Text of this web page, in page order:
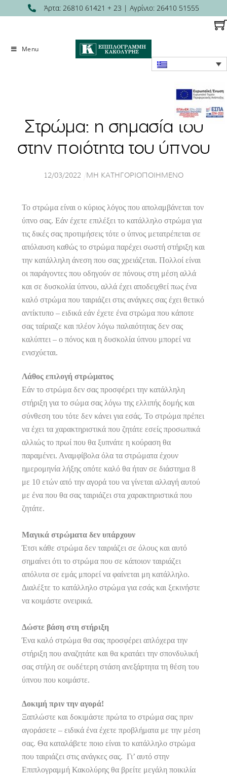
to
Άρτα: 26810 61421 + 23 | Αγρίνιο: 26410 51555
Menu
Στρώμα: η σημασία του
στην ποιότητα του ύπνου
12/03/2022 ΜΗ ΚΑΤΗΓΟΡΙΟΠΟΙΗΜΈΝΟ
Το στρώμα είναι ο κύριος λόγος που απολαμβάνεται τον
ύπνο σας. Εάν έχετε επιλέξει το κατάλληλο στρώμα για
τις δικές σας προτιμήσεις τότε ο ύπνος μετατρέπεται σε
απόλαυση καθώς το στρώμα παρέχει σωστή στήριξη και
την κατάλληλη άνεση που σας χρειάζεται. Πολλοί είναι
οι παράγοντες που οδηγούν σε πόνους στη μέση αλλά
και σε δυσκολία ύπνου, αλλά έχει αποδειχθεί πως ένα
καλό στρώμα που ταιριάζει στις ανάγκες σας έχει θετικό
αντίκτυπο – ειδικά εάν έχετε ένα στρώμα που κάποτε
σας ταίριαζε και πλέον λόγω παλαιότητας δεν σας
καλύπτει – ο πόνος και η δυσκολία ύπνου μπορεί να
ενισχύεται.
Λάθος επιλογή στρώματος
Εάν το στρώμα δεν σας προσφέρει την κατάλληλη
στήριξη για το σώμα σας λόγω της ελλιπής δομής και
σύνθεση του τότε δεν κάνει για εσάς. Το στρώμα πρέπει
να έχει τα χαρακτηριστικά που ζητάτε εσείς προσωπικά
αλλιώς το πρωί που θα ξυπνάτε η κούραση θα
παραμένει. Αναμφίβολα όλα τα στρώματα έχουν
ημερομηνία λήξης οπότε καλό θα ήταν σε διάστημα 8
με 10 ετών από την αγορά του να γίνεται αλλαγή αυτού
με ένα που θα σας ταιριάζει στα χαρακτηριστικά που
ζητάτε.
Μαγικά στρώματα δεν υπάρχουν
Έτσι κάθε στρώμα δεν ταιριάζει σε όλους και αυτό
σημαίνει ότι το στρώμα που σε κάποιον ταιριάζει
απόλυτα σε εμάς μπορεί να φαίνεται μη κατάλληλο.
Διαλέξτε το κατάλληλο στρώμα για εσάς και ξεκινήστε
να κοιμάστε ονειρικά.
Δώστε βάση στη στήριξη
Ένα καλό στρώμα θα σας προσφέρει απλόχερα την
στήριξη που αναζητάτε και θα κρατάει την σπονδυλική
σας στήλη σε ουδέτερη στάση ανεξάρτητα τη θέση του
ύπνου που κοιμάστε.
Δοκιμή πριν την αγορά!
Ξαπλώστε και δοκιμάστε πρώτα το στρώμα σας πριν
αγοράσετε – ειδικά ένα έχετε προβλήματα με την μέση
σας. Θα καταλάβετε ποιο είναι το κατάλληλο στρώμα
που ταιριάζει στις ανάγκες σας. Γι’ αυτό στην
Επιπλογραμμή Κακολύρης θα βρείτε μεγάλη ποικιλία